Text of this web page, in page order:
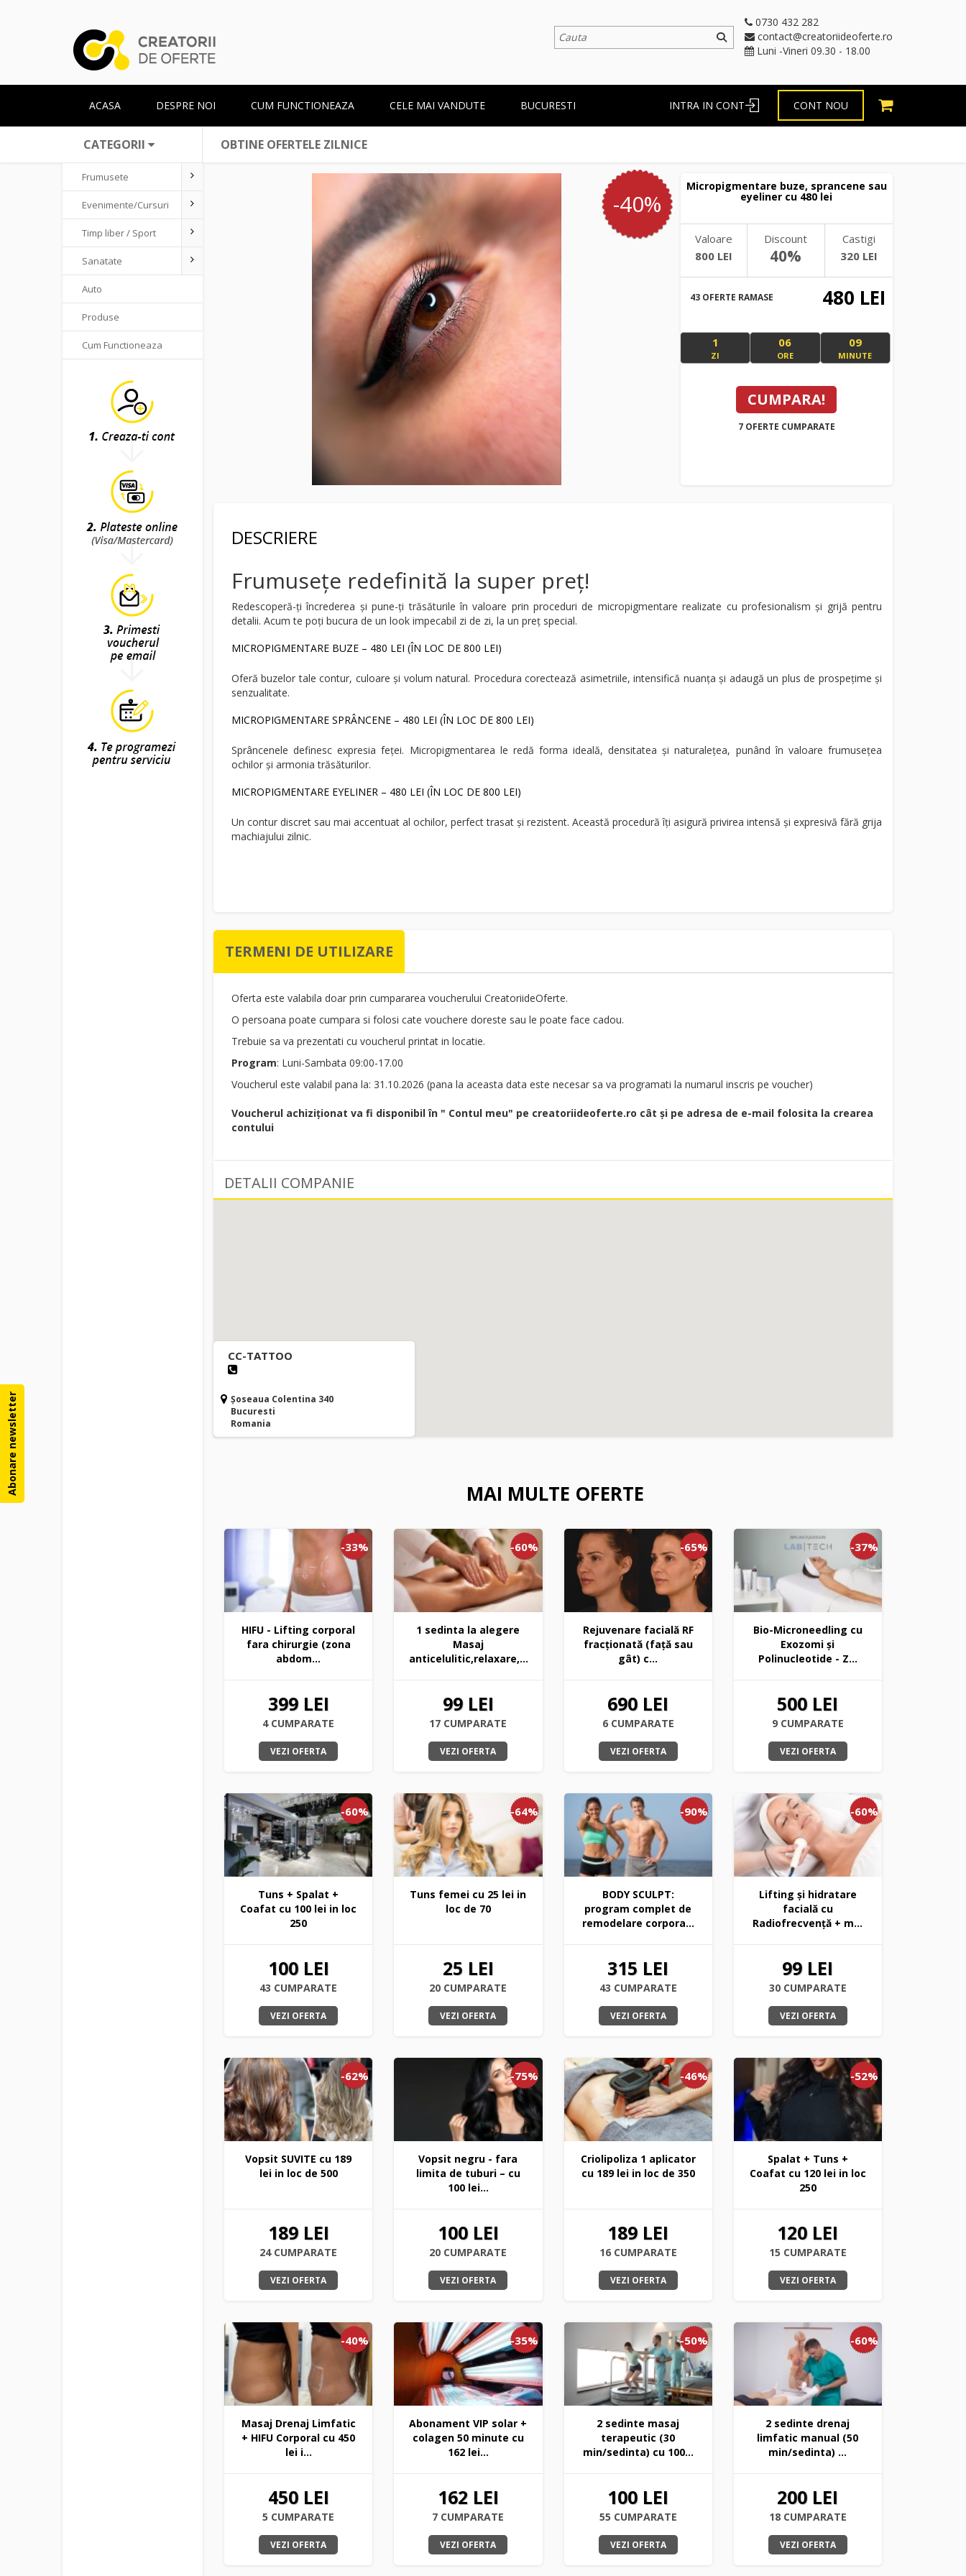
0730 432 282
contact@creatoriideoferte.ro
Luni -Vineri 09.30 - 18.00
ACASA DESPRE NOI CUM FUNCTIONEAZA CELE MAI VANDUTE BUCURESTI INTRA IN CONT CONT NOU
OBTINE OFERTELE ZILNICE
CATEGORII
Frumusete
Evenimente/Cursuri
Timp liber / Sport
Sanatate
Auto
Produse
Cum Functioneaza
-40%
Micropigmentare buze, sprancene sau
eyeliner cu 480 lei
Valoare Discount
Castigi
800 LEI
40% 320 LEI
43 OFERTE RAMASE 480 LEI
1
ZI
06
ORE
09
MINUTE
CUMPARA!
7 OFERTE CUMPARATE
DESCRIERE
Frumusețe redefinită la super preț!
Redescoperă-ți încrederea și pune-ți trăsăturile în valoare prin proceduri de micropigmentare realizate cu profesionalism și grijă pentru
detalii. Acum te poți bucura de un look impecabil zi de zi, la un preț special.
MICROPIGMENTARE BUZE – 480 LEI (ÎN LOC DE 800 LEI)
Oferă buzelor tale contur, culoare și volum natural. Procedura corectează asimetriile, intensifică nuanța și adaugă un plus de prospețime și
senzualitate.
MICROPIGMENTARE SPRÂNCENE – 480 LEI (ÎN LOC DE 800 LEI)
Sprâncenele definesc expresia feței. Micropigmentarea le redă forma ideală, densitatea și naturalețea, punând în valoare frumusețea
ochilor și armonia trăsăturilor.
MICROPIGMENTARE EYELINER – 480 LEI (ÎN LOC DE 800 LEI)
Un contur discret sau mai accentuat al ochilor, perfect trasat și rezistent. Această procedură îți asigură privirea intensă și expresivă fără grija
machiajului zilnic.
TERMENI DE UTILIZARE
Oferta este valabila doar prin cumpararea voucherului CreatoriideOferte.
O persoana poate cumpara si folosi cate vouchere doreste sau le poate face cadou.
Trebuie sa va prezentati cu voucherul printat in locatie.
Program: Luni-Sambata 09:00-17.00
Voucherul este valabil pana la: 31.10.2026 (pana la aceasta data este necesar sa va programati la numarul inscris pe voucher)
Voucherul achiziționat va fi disponibil în " Contul meu" pe creatoriideoferte.ro cât și pe adresa de e-mail folosita la crearea
contului
DETALII COMPANIE
CC-TATTOO
Șoseaua Colentina 340
Bucuresti
Romania
MAI MULTE OFERTE
-33%
HIFU - Lifting corporal
fara chirurgie (zona
abdom...
399 LEI
4 CUMPARATE
VEZI OFERTA
-60%
1 sedinta la alegere
Masaj
anticelulitic,relaxare,...
99 LEI
17 CUMPARATE
VEZI OFERTA
-65%
Rejuvenare facială RF
fracționată (față sau
gât) c...
690 LEI
6 CUMPARATE
VEZI OFERTA
-37%
Bio-Microneedling cu
Exozomi și
Polinucleotide - Z...
500 LEI
9 CUMPARATE
VEZI OFERTA
-60%
Tuns + Spalat +
Coafat cu 100 lei in loc
250
100 LEI
43 CUMPARATE
VEZI OFERTA
-64%
Tuns femei cu 25 lei in
loc de 70
25 LEI
20 CUMPARATE
VEZI OFERTA
-90%
BODY SCULPT:
program complet de
remodelare corpora...
315 LEI
43 CUMPARATE
VEZI OFERTA
-60%
Lifting și hidratare
facială cu
Radiofrecvență + m...
99 LEI
30 CUMPARATE
VEZI OFERTA
-62%
Vopsit SUVITE cu 189
lei in loc de 500
189 LEI
24 CUMPARATE
VEZI OFERTA
-75%
Vopsit negru - fara
limita de tuburi – cu
100 lei...
100 LEI
20 CUMPARATE
VEZI OFERTA
-46%
Criolipoliza 1 aplicator
cu 189 lei in loc de 350
189 LEI
16 CUMPARATE
VEZI OFERTA
-52%
Spalat + Tuns +
Coafat cu 120 lei in loc
250
120 LEI
15 CUMPARATE
VEZI OFERTA
-40%
Masaj Drenaj Limfatic
+ HIFU Corporal cu 450
lei i...
450 LEI
5 CUMPARATE
VEZI OFERTA
-35%
Abonament VIP solar +
colagen 50 minute cu
162 lei...
162 LEI
7 CUMPARATE
VEZI OFERTA
-50%
2 sedinte masaj
terapeutic (30
min/sedinta) cu 100...
100 LEI
55 CUMPARATE
VEZI OFERTA
-60%
2 sedinte drenaj
limfatic manual (50
min/sedinta) ...
200 LEI
18 CUMPARATE
VEZI OFERTA
Abonare newsletter